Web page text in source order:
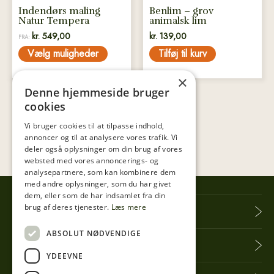
Indendørs maling
Natur Tempera
FRA: kr. 549,00
Vælg muligheder
varesiden
Benlim – grov
animalsk lim
kr. 139,00
Tilføj til kurv
Tibberup Høkeren
Information
×
Denne hjemmeside bruger
cookies
Vi bruger cookies til at tilpasse indhold,
annoncer og til at analysere vores trafik. Vi
deler også oplysninger om din brug af vores
websted med vores annoncerings- og
analysepartnere, som kan kombinere dem
med andre oplysninger, som du har givet
dem, eller som de har indsamlet fra din
brug af deres tjenester. Læs mere
ABSOLUT NØDVENDIGE
YDEEVNE